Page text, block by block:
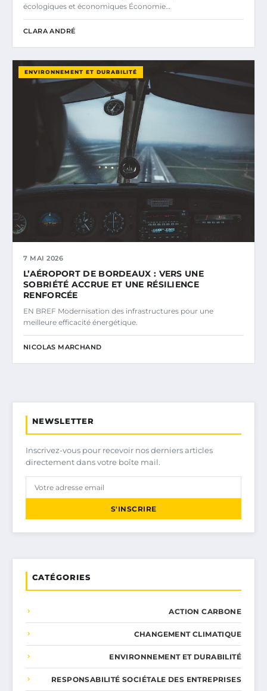
écologiques et économiques Économie…
CLARA ANDRÉ
ENVIRONNEMENT ET DURABILITÉ
7 MAI 2026
L’AÉROPORT DE BORDEAUX : VERS UNE
SOBRIÉTÉ ACCRUE ET UNE RÉSILIENCE
RENFORCÉE
EN BREF Modernisation des infrastructures pour une
meilleure efficacité énergétique.
NICOLAS MARCHAND
NEWSLETTER
Inscrivez-vous pour recevoir nos derniers articles
directement dans votre boîte mail.
S'INSCRIRE
CATÉGORIES
ACTION CARBONE
CHANGEMENT CLIMATIQUE
ENVIRONNEMENT ET DURABILITÉ
RESPONSABILITÉ SOCIÉTALE DES ENTREPRISES